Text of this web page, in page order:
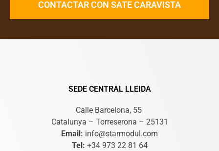
CONTACTAR CON SATE CARAVISTA
SEDE CENTRAL LLEIDA
Calle Barcelona, 55
Catalunya – Torreserona – 25131
Email: info@starmodul.com
Tel: +34 973 22 81 64